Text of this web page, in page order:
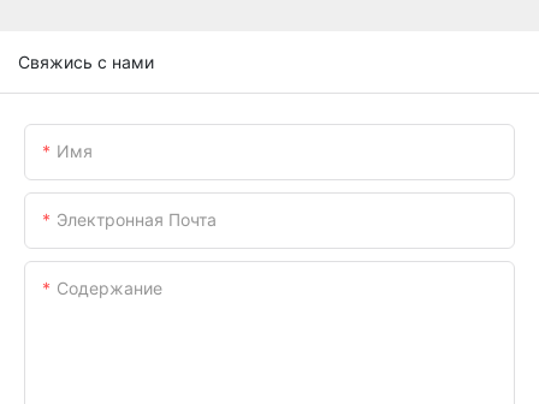
Свяжись с нами
Имя
Электронная Почта
Содержание